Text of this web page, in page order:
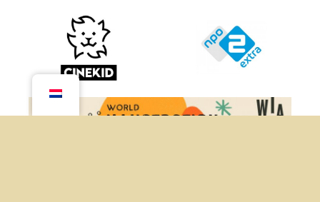
Item toegevoegd aan winkelwagen.
0 items -€0.00